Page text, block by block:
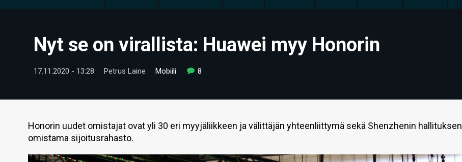
Nyt se on virallista: Huawei myy Honorin
17.11.2020 - 13:28 Petrus Laine Mobiili 8
Honorin uudet omistajat ovat yli 30 eri myyjäliikkeen ja välittäjän yhteenliittymä sekä Shenzhenin hallituksen
omistama sijoitusrahasto.